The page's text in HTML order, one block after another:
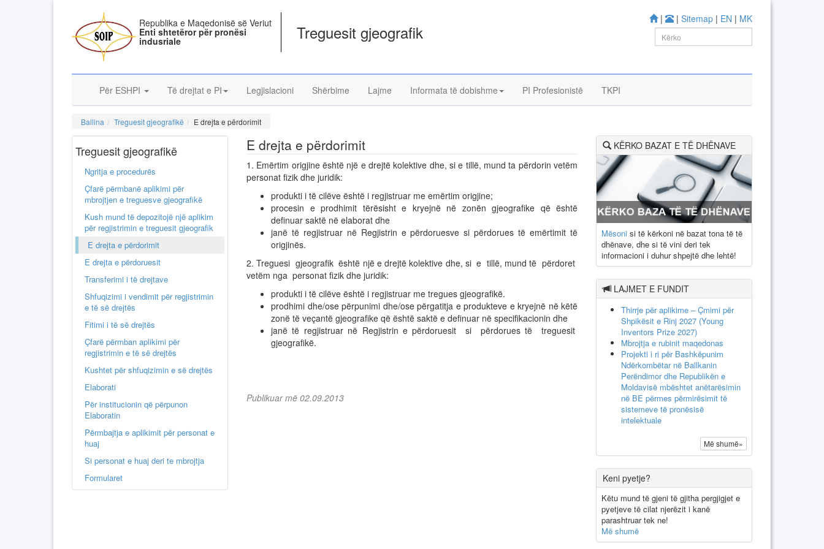
| | Sitemap | EN | MK
Republika e Maqedonisë së Veriut
Enti shtetëror për pronësi
indusriale Treguesit gjeografik
Për ESHPI Të drejtat e PI Legjislacioni Shërbime Lajme Informata të dobishme PI Profesionistë TKPI
Ballina Treguesit gjeografikë E drejta e përdorimit
Treguesit gjeografikë
Ngritja e procedurës
Çfarë përmbanë aplikimi për
mbrojtjen e treguesve gjeografikë
Kush mund të depozitojë një aplikim
për regjistrimin e treguesit gjeografik
E drejta e përdorimit
E drejta e përdoruesit
Transferimi i të drejtave
Shfuqizimi i vendimit për regjistrimin
e të së drejtës
Fitimi i të së drejtës
Çfarë përmban aplikimi për
regjistrimin e të së drejtës
Kushtet për shfuqizimin e së drejtës
Elaborati
Për institucionin që përpunon
Elaboratin
Përmbajtja e aplikimit për personat e
huaj
Si personat e huaj deri te mbrojtja
Formularet
E drejta e përdorimit
1. Emërtim origjine është një e drejtë kolektive dhe, si e tillë, mund ta përdorin vetëm
personat fizik dhe juridik:
produkti i të cilëve është i regjistruar me emërtim origjine;
procesin e prodhimit tërësisht e kryejnë në zonën gjeografike që është
definuar saktë në elaborat dhe
janë të regjistruar në Regjistrin e përdoruesve si përdorues të emërtimit të
origjinës.
2. Treguesi gjeografik është një e drejtë kolektive dhe, si e tillë, mund të përdoret
vetëm nga personat fizik dhe juridik:
produkti i të cilëve është i regjistruar me tregues gjeografikë.
prodhimi dhe/ose përpunimi dhe/ose përgatitja e produkteve e kryejnë në këtë
zonë të veçantë gjeografike që është saktë e definuar në specifikacionin dhe
janë të regjistruar në Regjistrin e përdoruesit si përdorues të treguesit
gjeografikë.
Publikuar më 02.09.2013
KËRKO BAZAT E TË DHËNAVE
Mësoni si të kërkoni në bazat tona të të
dhënave, dhe si të vini deri tek
informacioni i duhur shpejtë dhe lehtë!
LAJMET E FUNDIT
Thirrje për aplikime – Çmimi për
Shpikësit e Rinj 2027 (Young
Inventors Prize 2027)
Mbrojtja e rubinit maqedonas
Projekti i ri për Bashkëpunim
Ndërkombëtar në Ballkanin
Perëndimor dhe Republikën e
Moldavisë mbështet anëtarësimin
në BE përmes përmirësimit të
sistemeve të pronësisë
intelektuale
Më shumë»
Keni pyetje?
Këtu mund të gjeni të gjitha pergjigjet e
pyetjeve të cilat njerëzit i kanë
parashtruar tek ne!
Më shumë